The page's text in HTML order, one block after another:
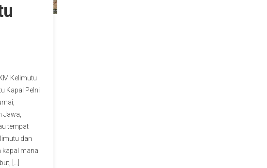
Kelimutu
Kapal Pelni
Jawa,
tempat
dan
kapal mana
[…]